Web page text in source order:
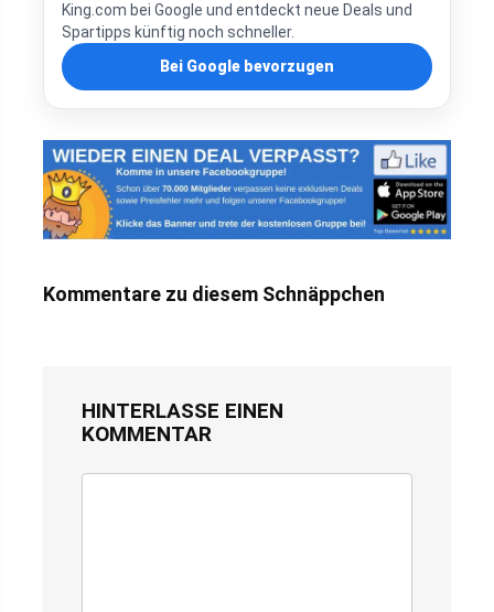
King.com bei Google und entdeckt neue Deals und
Spartipps künftig noch schneller.
Bei Google bevorzugen
Kommentare zu diesem Schnäppchen
HINTERLASSE EINEN
KOMMENTAR